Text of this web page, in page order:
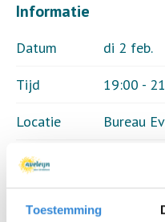
Toestemming
Informatie
Datum
di 2 feb.
Tijd
19:00 -
Locatie
Bureau
Thema